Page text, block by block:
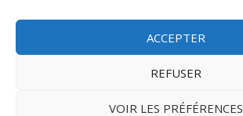
ACCEPTER
REFUSER
VOIR LES PRÉFÉRENCES